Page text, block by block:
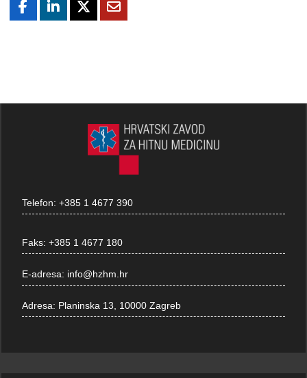
Telefon:+385 1 4677 390
Faks:+385 1 4677 180
E-adresa: info@hzhm.hr
Adresa: Planinska 13, 10000 Zagreb